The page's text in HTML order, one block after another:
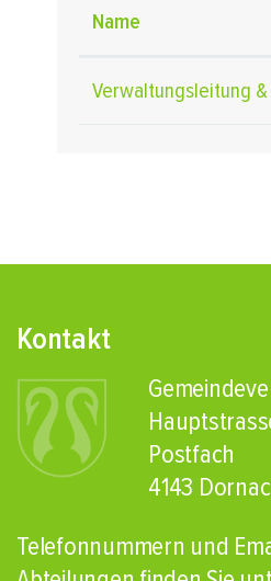
Name
Verwaltungsleitung &
Kontakt
Postfach
4143
Telefonnummern und